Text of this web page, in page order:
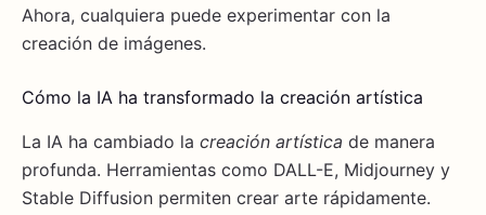
Ahora, cualquiera puede experimentar con la
creación de imágenes.
Cómo la IA ha transformado la creación artística
La IA ha cambiado la creación artística de manera
profunda. Herramientas como DALL-E, Midjourney y
Stable Diffusion permiten crear arte rápidamente.